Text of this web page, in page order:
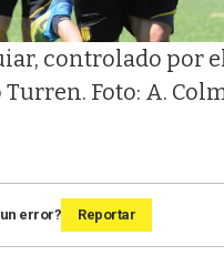
controlado por
Turren. Foto: A.
error? Reportar